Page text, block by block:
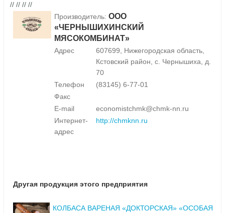
// // // //
Производитель: ООО
«ЧЕРНЫШИХИНСКИЙ
МЯСОКОМБИНАТ»
Адрес
607699, Нижегородская область,
Кстовский район, с. Чернышиха, д.
70
Телефон
(83145) 6-77-01
Факс
E-mail
economistchmk@chmk-nn.ru
Интернет-
адрес
http://chmknn.ru
Другая продукция этого предприятия
КОЛБАСА ВАРЕНАЯ «ДОКТОРСКАЯ» «ОСОБАЯ